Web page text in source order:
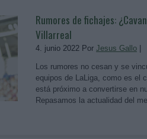
Rumores de fichajes:
Villarreal
4. junio 2022 Por Jesus Gallo
Los rumores no cesan y se
equipos de LaLiga, como es el
está próximo a convertirse en
Repasamos la actualidad del